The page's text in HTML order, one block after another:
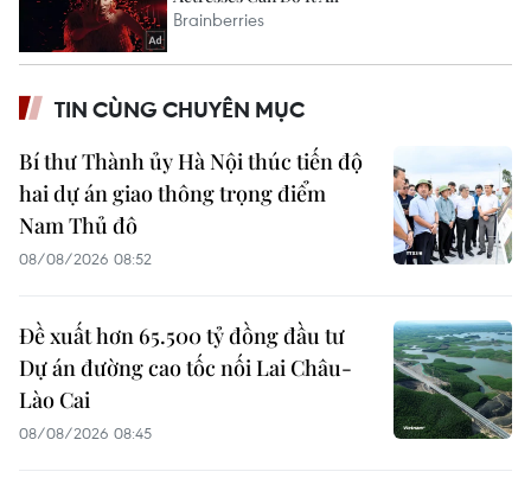
TIN CÙNG CHUYÊN MỤC
Bí thư Thành ủy Hà Nội thúc tiến độ
hai dự án giao thông trọng điểm
Nam Thủ đô
08/08/2026 08:52
Đề xuất hơn 65.500 tỷ đồng đầu tư
Dự án đường cao tốc nối Lai Châu-
Lào Cai
08/08/2026 08:45